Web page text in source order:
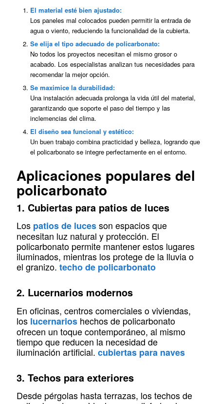
El material esté bien ajustado:
Los paneles mal colocados pueden permitir la entrada de
agua o viento, reduciendo la funcionalidad de la cubierta.
Se elija el tipo adecuado de policarbonato:
No todos los proyectos necesitan el mismo grosor o
acabado. Los especialistas analizan tus necesidades para
recomendar la mejor opción.
Se maximice la durabilidad:
Una instalación adecuada prolonga la vida útil del material,
garantizando que soporte el paso del tiempo y las
inclemencias del clima.
El diseño sea funcional y estético:
Un buen trabajo combina practicidad y belleza, logrando que
el policarbonato se integre perfectamente en el entorno.
Aplicaciones populares del
policarbonato
1. Cubiertas para patios de luces
Los patios de lucesson espacios que
necesitan luz natural y protección. El
policarbonato permite mantener estos lugares
iluminados, mientras los protege de la lluvia o
el granizo. techo de policarbonato
2. Lucernarios modernos
En oficinas, centros comerciales o viviendas,
los lucernarioshechos de policarbonato
ofrecen un toque contemporáneo, al mismo
tiempo que reducen la necesidad de
iluminación artificial. cubiertas para naves
3. Techos para exteriores
Desde pérgolas hasta terrazas, los techos de